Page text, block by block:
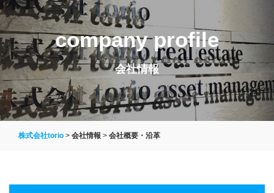
company profile
会社情報
株式会社torio > 会社情報 > 会社概要・沿革